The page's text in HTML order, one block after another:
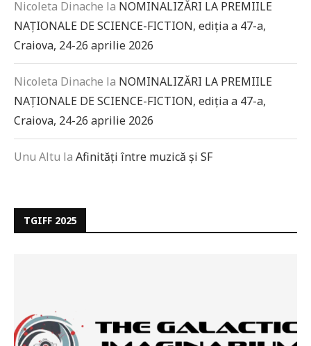
Nicoleta Dinache la NOMINALIZĂRI LA PREMIILE
NAȚIONALE DE SCIENCE-FICTION, ediția a 47-a,
Craiova, 24-26 aprilie 2026
Nicoleta Dinache la NOMINALIZĂRI LA PREMIILE
NAȚIONALE DE SCIENCE-FICTION, ediția a 47-a,
Craiova, 24-26 aprilie 2026
Unu Altu la Afinități între muzică și SF
TGIFF 2025